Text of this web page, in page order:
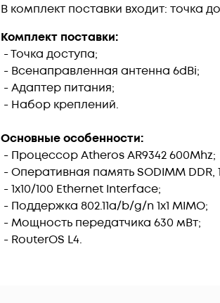
В комплект поставки входит: точка
Комплект поставки:
- Точка доступа;
- Всенаправленная антенна 6dBi;
- Адаптер питания;
- Набор креплений.
Основные особенности:
- Процессор Atheros AR9342 600Mhz;
- Оперативная память SODIMM DDR,
- 1x10/100 Ethernet Interface;
- Поддержка 802.11a/b/g/n 1x1 MIMO;
- Мощность передатчика 630 мВт;
- RouterOS L4.